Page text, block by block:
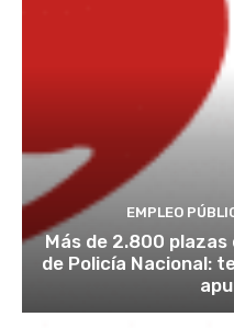
EMPLEO
Más de 2.800
de Policía Nacional: